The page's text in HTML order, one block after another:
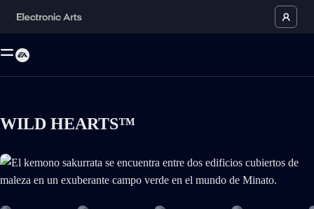
WILD HEARTS™
El kemono sakurrata se encuentra entre dos edificios cubiertos de